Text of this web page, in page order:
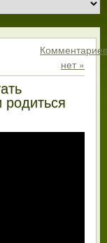
Комментариев
нет »